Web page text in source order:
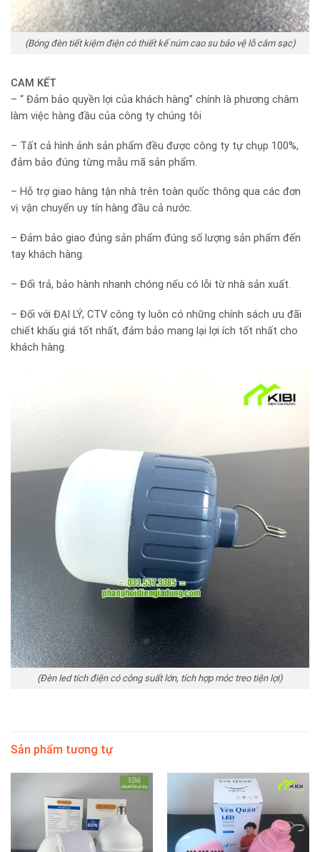
(Bóng đèn tiết kiệm điện có thiết kế núm cao su bảo vệ lỗ cắm sạc)
CAM KẾT
– “ Đảm bảo quyền lợi của khách hàng” chính là phương châm
làm việc hàng đầu của công ty chúng tôi
– Tất cả hình ảnh sản phẩm đều được công ty tự chụp 100%,
đảm bảo đúng từng mẫu mã sản phẩm.
– Hỗ trợ giao hàng tận nhà trên toàn quốc thông qua các đơn
vị vận chuyển uy tín hàng đầu cả nước.
– Đảm bảo giao đúng sản phẩm đúng số lượng sản phẩm đến
tay khách hàng.
– Đổi trả, bảo hành nhanh chóng nếu có lỗi từ nhà sản xuất.
– Đối với ĐẠI LÝ, CTV công ty luôn có những chính sách ưu đãi
chiết khấu giá tốt nhất, đảm bảo mang lại lợi ích tốt nhất cho
khách hàng.
(Đèn led tích điện có công suất lớn, tích hợp móc treo tiện lợi)
Sản phẩm tương tự